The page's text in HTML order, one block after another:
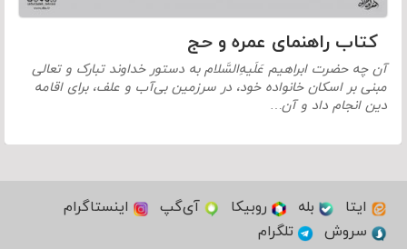
کتاب راهنمای عمره و حج
آن چه حضرت ابراهیم عَلَیهِ‌السَّلام به دستور خداوند تبارک و تعالی
مبنی بر اسکان خانواده خود، در سرزمین بی‌آب و علف، برای اقامه
دین انجام داد و آن…
ایتا بله روبیکا آی‌گپ
اینستاگرام
سروش
تلگرام